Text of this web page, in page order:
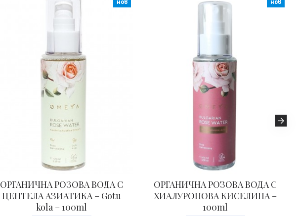
нов
ОРГАНИЧНА РОЗОВА ВОДА С
ЦЕНТЕЛА АЗИАТИКА – Gotu
kola – 100ml
нов
ОРГАНИЧНА РОЗОВА ВОДА С
ХИАЛУРОНОВА КИСЕЛИНА –
100ml